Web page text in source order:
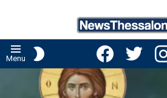
Menu
facebooktwitter